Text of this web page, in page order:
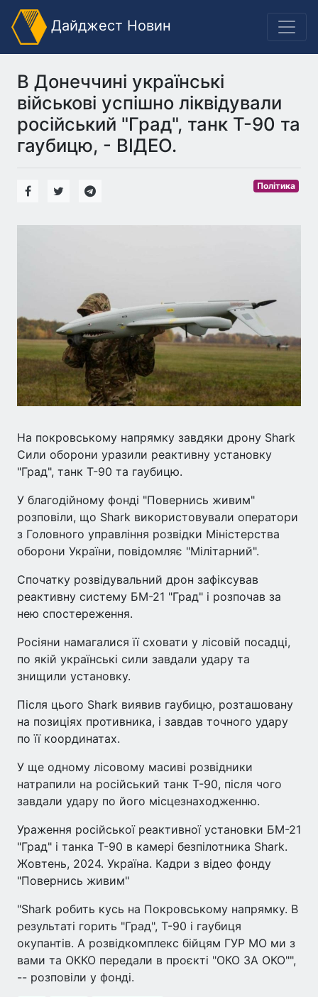
Дайджест Новин
В Донеччині українські
військові успішно ліквідували
російський "Град", танк Т-90 та
гаубицю, - ВІДЕО.
Політика
На покровському напрямку завдяки дрону Shark
Сили оборони уразили реактивну установку
"Град", танк Т-90 та гаубицю.
У благодійному фонді "Повернись живим"
розповіли, що Shark використовували оператори
з Головного управління розвідки Міністерства
оборони України, повідомляє "Мілітарний".
Спочатку розвідувальний дрон зафіксував
реактивну систему БМ-21 "Град" і розпочав за
нею спостереження.
Росіяни намагалися її сховати у лісовій посадці,
по якій українські сили завдали удару та
знищили установку.
Після цього Shark виявив гаубицю, розташовану
на позиціях противника, і завдав точного удару
по її координатах.
У ще одному лісовому масиві розвідники
натрапили на російський танк Т-90, після чого
завдали удару по його місцезнаходженню.
Ураження російської реактивної установки БМ-21
"Град" і танка Т-90 в камері безпілотника Shark.
Жовтень, 2024. Україна. Кадри з відео фонду
"Повернись живим"
"Shark робить кусь на Покровському напрямку. В
результаті горить "Град", Т-90 і гаубиця
окупантів. А розвідкомплекс бійцям ГУР МО ми з
вами та ОККО передали в проєкті "ОКО ЗА ОКО"",
-- розповіли у фонді.